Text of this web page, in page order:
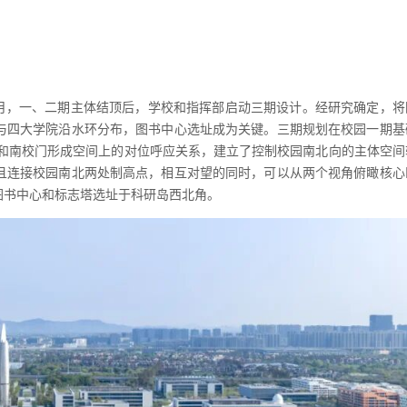
一、二期主体结顶后，学校和指挥部启动三期设计。经研究确定，
大学院沿水环分布，图书中心选址成为关键。三期规划在校园一期
校门形成空间上的对位呼应关系，建立了控制校园南北向的主体空
接校园南北两处制高点，相互对望的同时，可以从两个视角俯瞰核
中心和标志塔选址于科研岛西北角。